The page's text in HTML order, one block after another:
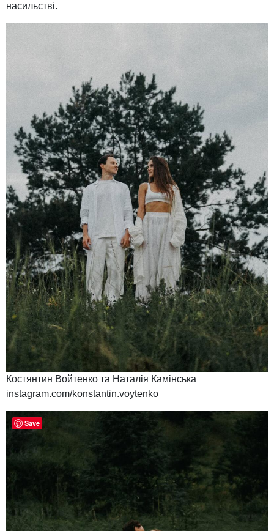
насильстві.
Костянтин Войтенко та Наталія Камінська
instagram.com/konstantin.voytenko
Save